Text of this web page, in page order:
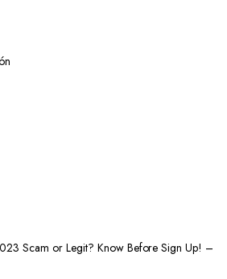
Scam or Legit? Know Before Sign Up! –